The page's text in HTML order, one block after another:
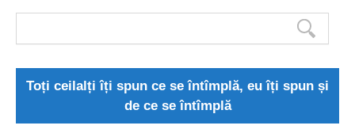
Toți ceilalți îți spun ce se întîmplă, eu îți spun și
de ce se întîmplă